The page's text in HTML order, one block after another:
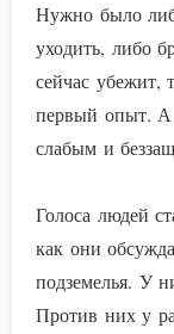
Нужно было
уходить, либо
сейчас убежит,
первый опыт. А
слабым и
Голоса людей
как они
подземелья. У
Против них у